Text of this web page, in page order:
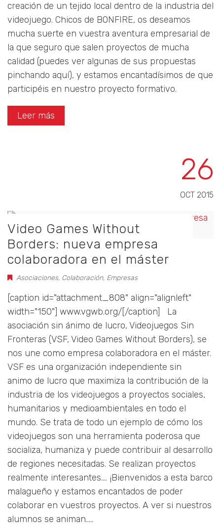
creación de un tejido local dentro de la industria del
videojuego. Chicos de BONFIRE, os deseamos
mucha suerte en vuestra aventura empresarial de
la que seguro que salen proyectos de mucha
calidad (puedes ver algunas de sus propuestas
pinchando aquí), y estamos encantadísimos de que
participéis en nuestro proyecto formativo.
Leer más
26
OCT 2015
Video Games Without
Borders: nueva empresa
colaboradora en el máster
Asociaciones, Colaboración, Empresas
[caption id="attachment_808" align="alignleft"
width="150"] www.vgwb.org/[/caption] La
asociación sin ánimo de lucro, Videojuegos Sin
Fronteras (VSF, Video Games Without Borders), se
nos une como empresa colaboradora en el máster.
VSF es una organización independiente sin
animo de lucro que maximiza la contribución de la
industria de los videojuegos a proyectos sociales,
humanitarios y medioambientales en todo el
mundo. Se trata de todo un ejemplo de cómo los
videojuegos son una herramienta poderosa que
socializa, humaniza y puede contribuir al desarrollo
de regiones necesitadas. Se realizan proyectos
realmente interesantes.... ¡Bienvenidos a esta barco
malagueño y estamos encantados de poder
colaborar en vuestros proyectos. A ver si nuestros
alumnos se animan.....